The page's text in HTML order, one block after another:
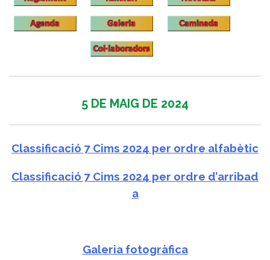
5 DE MAIG DE 2024
Classificació 7 Cims 2024 per ordre alfabètic
Classificació 7 Cims 2024 per ordre d’arribad
a
Galeria fotogràfica